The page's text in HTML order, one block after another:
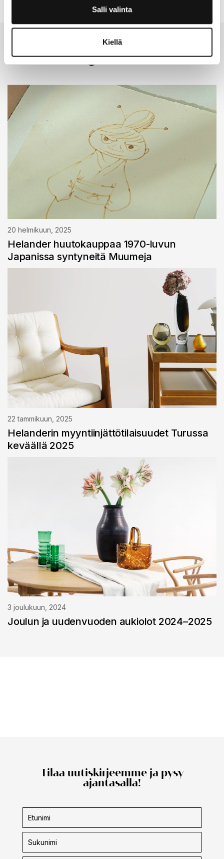
Salli valinta
Kiellä
Muut blogit Katso kaikki
20 helmikuun, 2025
Helander huutokauppaa 1970-luvun
Japanissa syntyneitä Muumeja
22 tammikuun, 2025
Helanderin myyntiinjättötilaisuudet Turussa
keväällä 2025
3 joulukuun, 2024
Joulun ja uudenvuoden aukiolot 2024–2025
Tilaa uutiskirjeemme ja pysy
ajantasalla!
Uutiskirjeen
tilaus